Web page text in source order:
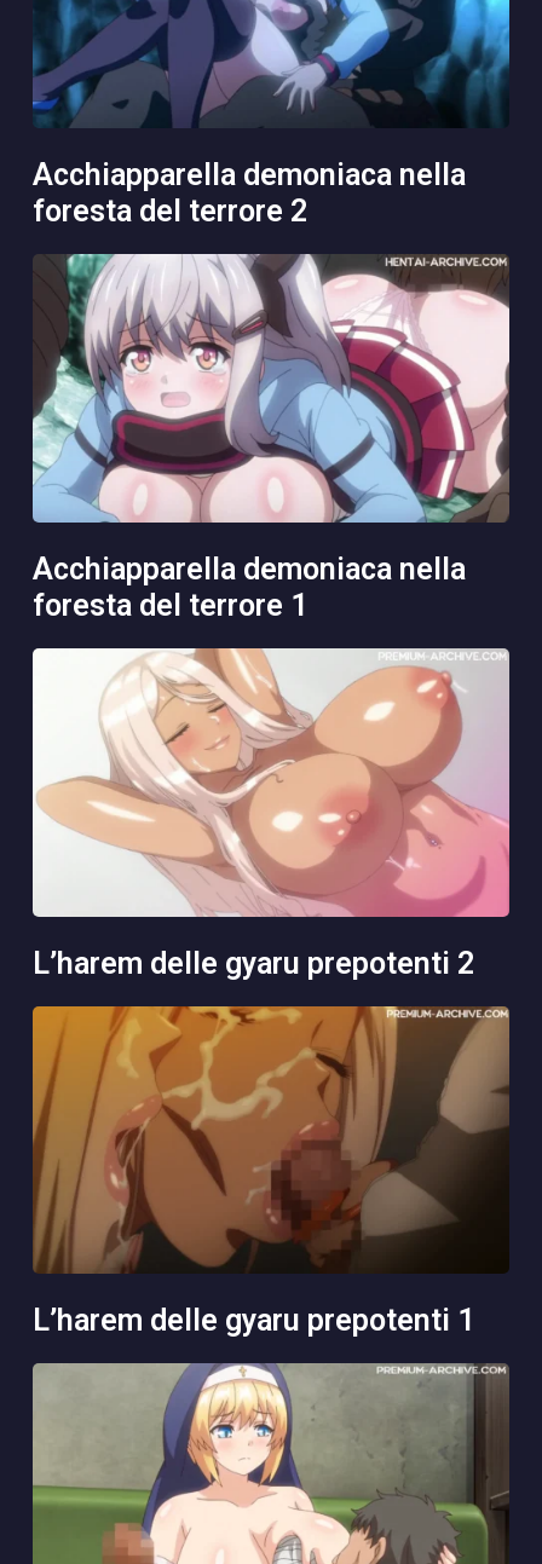
acchiapparella demoniaca nella
foresta del terrore 2
acchiapparella demoniaca nella
foresta del terrore 1
l’harem delle gyaru prepotenti 2
l’harem delle gyaru prepotenti 1